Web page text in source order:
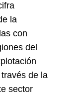
la
con
del
de la
sector